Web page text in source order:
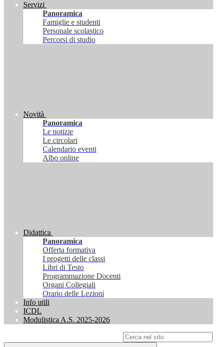
Servizi
Panoramica
Famiglie e studenti
Personale scolastico
Percorsi di studio
Novità
Panoramica
Le notizie
Le circolari
Calendario eventi
Albo online
Didattica
Panoramica
Offerta formativa
I progetti delle classi
Libri di Testo
Programmazione Docenti
Organi Collegiali
Orario delle Lezioni
Info utili
ICDL
Modulistica A.S. 2025-2026